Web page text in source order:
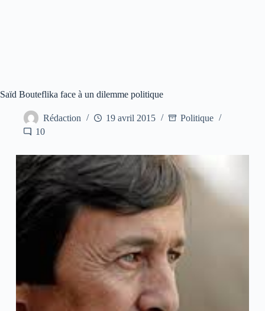
Saïd Bouteflika face à un dilemme politique
Rédaction 19 avril 2015
Politique
10